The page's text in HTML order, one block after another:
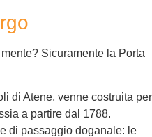
Sicuramente la Porta
di Atene, venne costruita per
a partire dal 1788.
di passaggio doganale: le